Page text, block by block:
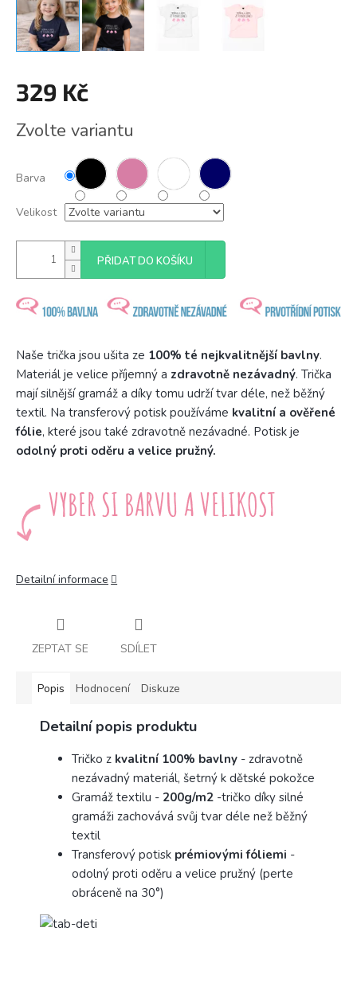
329 Kč
cena:
Zvolte variantu
Barva
Velikost
PŘIDAT DO KOŠÍKU
Naše trička jsou ušita ze 100% té nejkvalitnější bavlny.
Materiál je velice příjemný a zdravotně nezávadný. Trička
mají silnější gramáž a díky tomu udrží tvar déle, než běžný
textil. Na transferový potisk používáme kvalitní a ověřené
fólie, které jsou také zdravotně nezávadné. Potisk je
odolný proti oděru a velice pružný.
Detailní informace
ZEPTAT SE SDÍLET
Popis Hodnocení Diskuze
Detailní popis produktu
Tričko z kvalitní 100% bavlny - zdravotně
nezávadný materiál, šetrný k dětské pokožce
Gramáž textilu - 200g/m2 -tričko díky silné
gramáži zachovává svůj tvar déle než běžný
textil
Transferový potisk prémiovými fóliemi -
odolný proti oděru a velice pružný (perte
obráceně na 30°)